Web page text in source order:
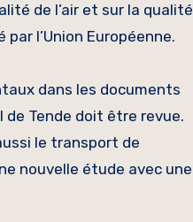
de l’air et sur la qualité
l’Union Européenne.
dans les documents
Tende doit être revue.
le transport de
nouvelle étude avec une